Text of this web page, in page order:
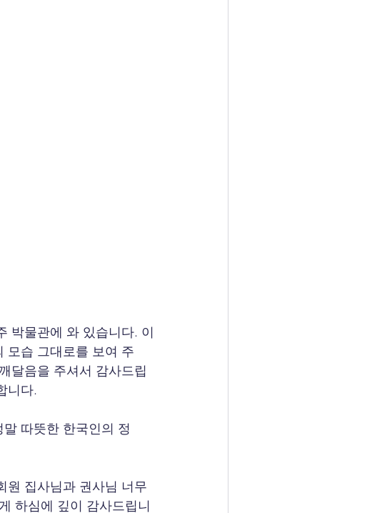
박물관에 와 있습니다. 이
모습 그대로를 보여 주
달음을 주셔서 감사드립
니다.
따뜻한 한국인의 정
원 집사님과 권사님 너무
하심에 깊이 감사드립니